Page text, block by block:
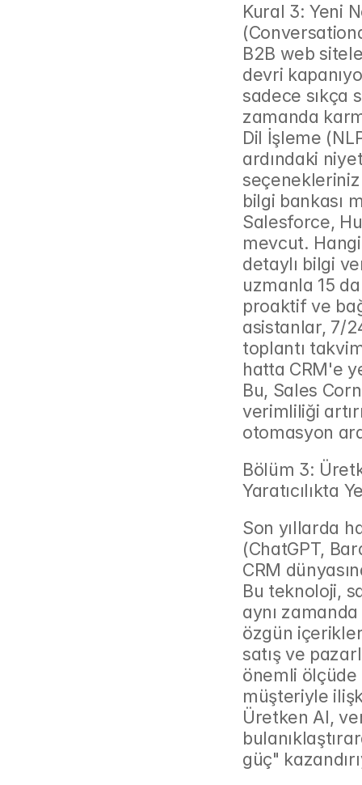
Kural 3: Yeni
B2B web
devri
sadece sıkça
zamanda
Dil İşleme
ardındaki
bilgi bankası
Salesforce,
mevcut.
detaylı bilgi
uzmanla 15
proaktif ve
asistanlar, 7/
toplantı
hatta CRM'e
Bu, Sales
verimliliği
otomasyon
Bölüm 3:
Yaratıcılıkta
Son yıllarda
(ChatGPT,
CRM
Bu teknoloji,
aynı
özgün
satış ve
önemli
müşteriyle
Üretken AI,
güç"